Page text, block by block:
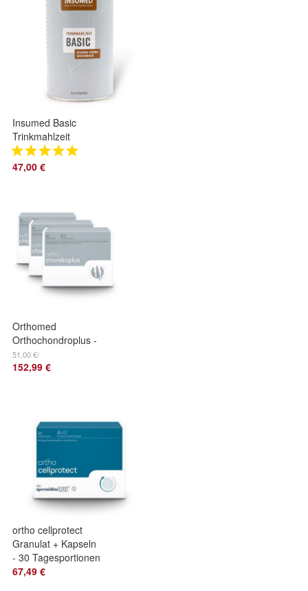
Insumed Basic
Trinkmahlzeit
Schoko-Crema
47,00 €
Orthomed
Orthochondroplus -
90 Portionen
51,00 €/
152,99 €
ortho cellprotect
Granulat + Kapseln
- 30 Tagesportionen
67,49 €